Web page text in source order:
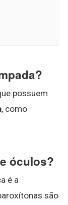
possuem
, como
óculos?
é a
são